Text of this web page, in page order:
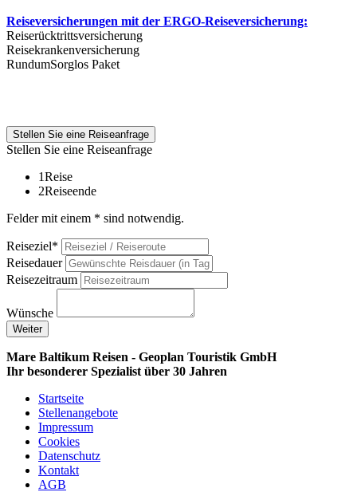
Reiseversicherungen mit der ERGO-Reiseversicherung:
Reiserücktrittsversicherung
Reisekrankenversicherung
RundumSorglos Paket
Stellen Sie eine Reiseanfrage
Stellen Sie eine Reiseanfrage
1Reise
2Reiseende
Felder mit einem * sind notwendig.
Reiseziel*
Reisedauer
Reisezeitraum
Wünsche
Weiter
Mare Baltikum Reisen - Geoplan Touristik GmbH
Ihr besonderer Spezialist über 30 Jahren
Startseite
Stellenangebote
Impressum
Cookies
Datenschutz
Kontakt
AGB